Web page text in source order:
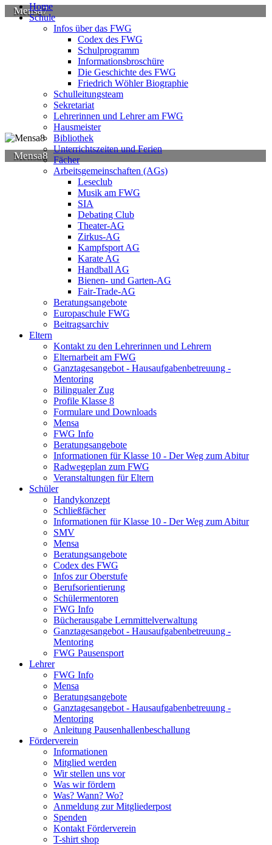
Mensa7
Mensa8
Home
Schule
Infos über das FWG
Codex des FWG
Schulprogramm
Informationsbroschüre
Die Geschichte des FWG
Friedrich Wöhler Biographie
Schulleitungsteam
Sekretariat
Lehrerinnen und Lehrer am FWG
Hausmeister
Bibliothek
Unterrichtszeiten und Ferien
Fächer
Arbeitsgemeinschaften (AGs)
Leseclub
Musik am FWG
SIA
Debating Club
Theater-AG
Zirkus-AG
Kampfsport AG
Karate AG
Handball AG
Bienen- und Garten-AG
Fair-Trade-AG
Beratungsangebote
Europaschule FWG
Beitragsarchiv
Eltern
Kontakt zu den Lehrerinnen und Lehrern
Elternarbeit am FWG
Ganztagesangebot - Hausaufgabenbetreuung -
Mentoring
Bilingualer Zug
Profile Klasse 8
Formulare und Downloads
Mensa
FWG Info
Beratungsangebote
Informationen für Klasse 10 - Der Weg zum Abitur
Radwegeplan zum FWG
Veranstaltungen für Eltern
Schüler
Handykonzept
Schließfächer
Informationen für Klasse 10 - Der Weg zum Abitur
SMV
Mensa
Beratungsangebote
Codex des FWG
Infos zur Oberstufe
Berufsorientierung
Schülermentoren
FWG Info
Bücherausgabe Lernmittelverwaltung
Ganztagesangebot - Hausaufgabenbetreuung -
Mentoring
FWG Pausensport
Lehrer
FWG Info
Mensa
Beratungsangebote
Ganztagesangebot - Hausaufgabenbetreuung -
Mentoring
Anleitung Pausenhallenbeschallung
Förderverein
Informationen
Mitglied werden
Wir stellen uns vor
Was wir fördern
Was? Wann? Wo?
Anmeldung zur Mitgliederpost
Spenden
Kontakt Förderverein
T-shirt shop